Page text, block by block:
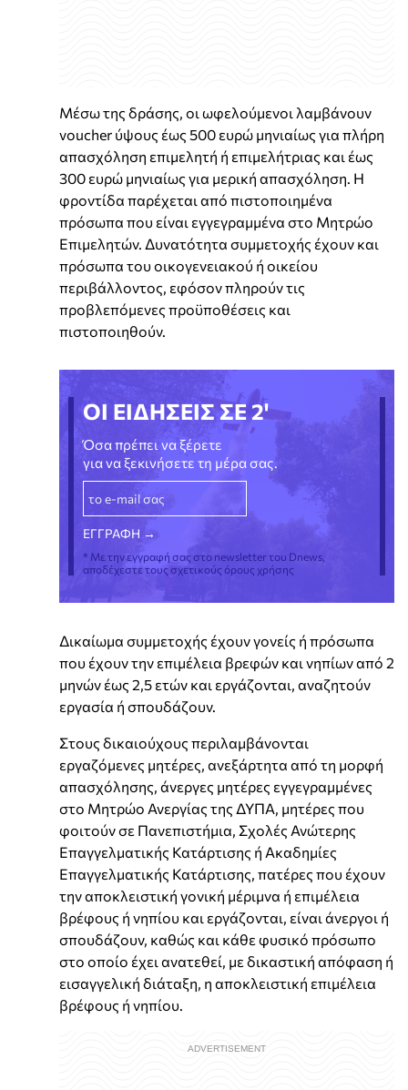
Μέσω της δράσης, οι ωφελούμενοι λαμβάνουν
voucher ύψους έως 500 ευρώ μηνιαίως για πλήρη
απασχόληση επιμελητή ή επιμελήτριας και έως
300 ευρώ μηνιαίως για μερική απασχόληση. Η
φροντίδα παρέχεται από πιστοποιημένα
πρόσωπα που είναι εγγεγραμμένα στο Μητρώο
Επιμελητών. Δυνατότητα συμμετοχής έχουν και
πρόσωπα του οικογενειακού ή οικείου
περιβάλλοντος, εφόσον πληρούν τις
προβλεπόμενες προϋποθέσεις και
πιστοποιηθούν.
ΟΙ ΕΙΔΗΣΕΙΣ ΣΕ 2'
Όσα πρέπει να ξέρετε
για να ξεκινήσετε τη μέρα σας.
* Με την εγγραφή σας στο newsletter του Dnews,
αποδέχεστε τους σχετικούς όρους χρήσης
Δικαίωμα συμμετοχής έχουν γονείς ή πρόσωπα
που έχουν την επιμέλεια βρεφών και νηπίων από 2
μηνών έως 2,5 ετών και εργάζονται, αναζητούν
εργασία ή σπουδάζουν.
Στους δικαιούχους περιλαμβάνονται
εργαζόμενες μητέρες, ανεξάρτητα από τη μορφή
απασχόλησης, άνεργες μητέρες εγγεγραμμένες
στο Μητρώο Ανεργίας της ΔΥΠΑ, μητέρες που
φοιτούν σε Πανεπιστήμια, Σχολές Ανώτερης
Επαγγελματικής Κατάρτισης ή Ακαδημίες
Επαγγελματικής Κατάρτισης, πατέρες που έχουν
την αποκλειστική γονική μέριμνα ή επιμέλεια
βρέφους ή νηπίου και εργάζονται, είναι άνεργοι ή
σπουδάζουν, καθώς και κάθε φυσικό πρόσωπο
στο οποίο έχει ανατεθεί, με δικαστική απόφαση ή
εισαγγελική διάταξη, η αποκλειστική επιμέλεια
βρέφους ή νηπίου.